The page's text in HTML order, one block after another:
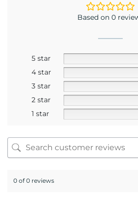
Based on 0
5 star
4 star
3 star
2 star
1 star
0 of 0 reviews